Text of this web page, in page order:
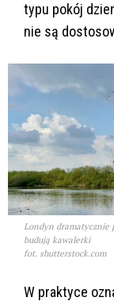
typu pokój
nie są
Londyn dramatycznie
budują kawalerki
fot. shutterstock.com
W praktyce